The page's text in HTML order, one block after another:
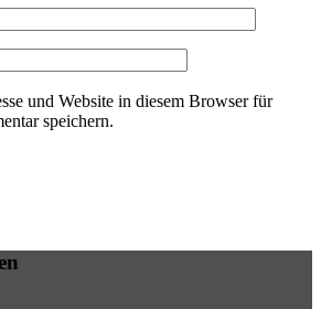
und Website in diesem Browser für
speichern.